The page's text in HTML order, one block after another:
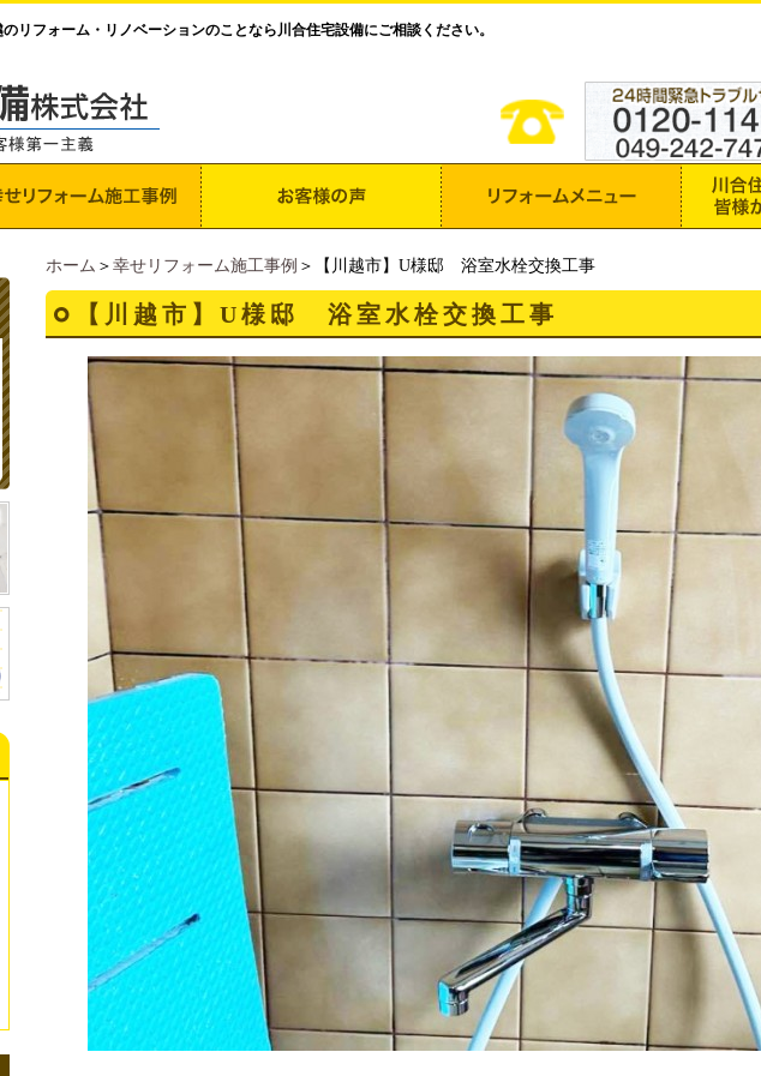
のリフォーム・リノベーションのことなら川合住宅設備にご相談ください。
ホーム ＞ 幸せリフォーム施工事例 ＞【川越市】U様邸 浴室水栓交換工事
【川越市】U様邸 浴室水栓交換工事